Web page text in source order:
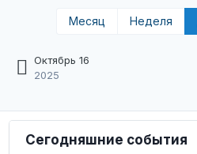
Октябрь 16
2025
Месяц Неделя
Сегодняшние события